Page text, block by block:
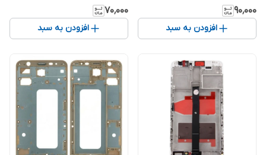
۹۰٬۰۰۰
افزودن به سبد
۷۰٬۰۰۰
افزودن به سبد